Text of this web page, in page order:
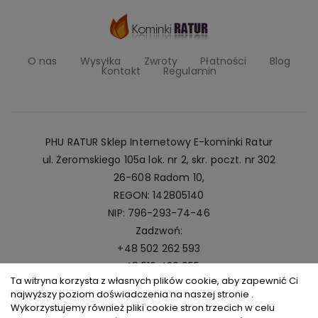
O nas Wysyłka Zwroty Płatności Blog
Kontakt Regulamin
PHU RATUR Sklep Internetowy E-kominki Ratur
ul. Żeromskiego 105a lok. nr 2, skr. poczt. nr 302
26-608 Radom 10,
REGON: 142805140
NIP: 796-293-74-46
Zadzwoń:
+48 502 262 593
+48 516 420 055
Napisz:
kominki@ratur.pl
Ta witryna korzysta z własnych plików cookie, aby zapewnić Ci
najwyższy poziom doświadczenia na naszej stronie .
Wykorzystujemy również pliki cookie stron trzecich w celu